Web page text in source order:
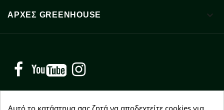
ΑΡΧΈΣ GREENHOUSE 
Facebook YouTube
Αυτό το κατάστημα σας ζητά να αποδεχτείτε cookies για